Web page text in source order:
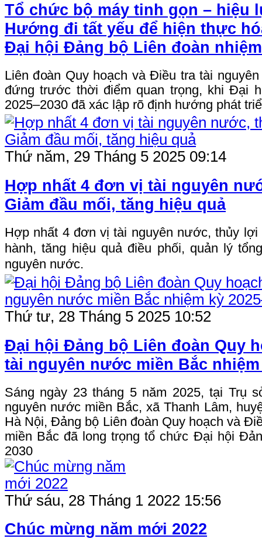
Tổ chức bộ máy tinh gọn – hiệu
Hướng đi tất yếu để hiện thực
Đại hội Đảng bộ Liên đoàn nhiệm
Liên đoàn Quy hoạch và Điều tra tài
đứng trước thời điểm quan trọng, khi Đại
2025–2030 đã xác lập rõ định hướng phát
Thứ năm, 29 Tháng 5 2025 09:14
Hợp nhất 4 đơn vị tài nguyên
Giảm đầu mối, tăng hiệu quả
Hợp nhất 4 đơn vị tài nguyên nước, thủy lợi
hành, tăng hiệu quả điều phối, quản lý
nguyên nước.
Thứ tư, 28 Tháng 5 2025 10:52
Đại hội Đảng bộ Liên đoàn Quy
tài nguyên nước miền Bắc nhiệm
Sáng ngày 23 tháng 5 năm 2025, tại Trụ
nguyên nước miền Bắc, xã Thanh Lâm,
Hà Nội, Đảng bộ Liên đoàn Quy hoạch và
miền Bắc đã long trọng tổ chức Đại hội
2030
Thứ sáu, 28 Tháng 1 2022 15:56
Chúc mừng năm mới 2022